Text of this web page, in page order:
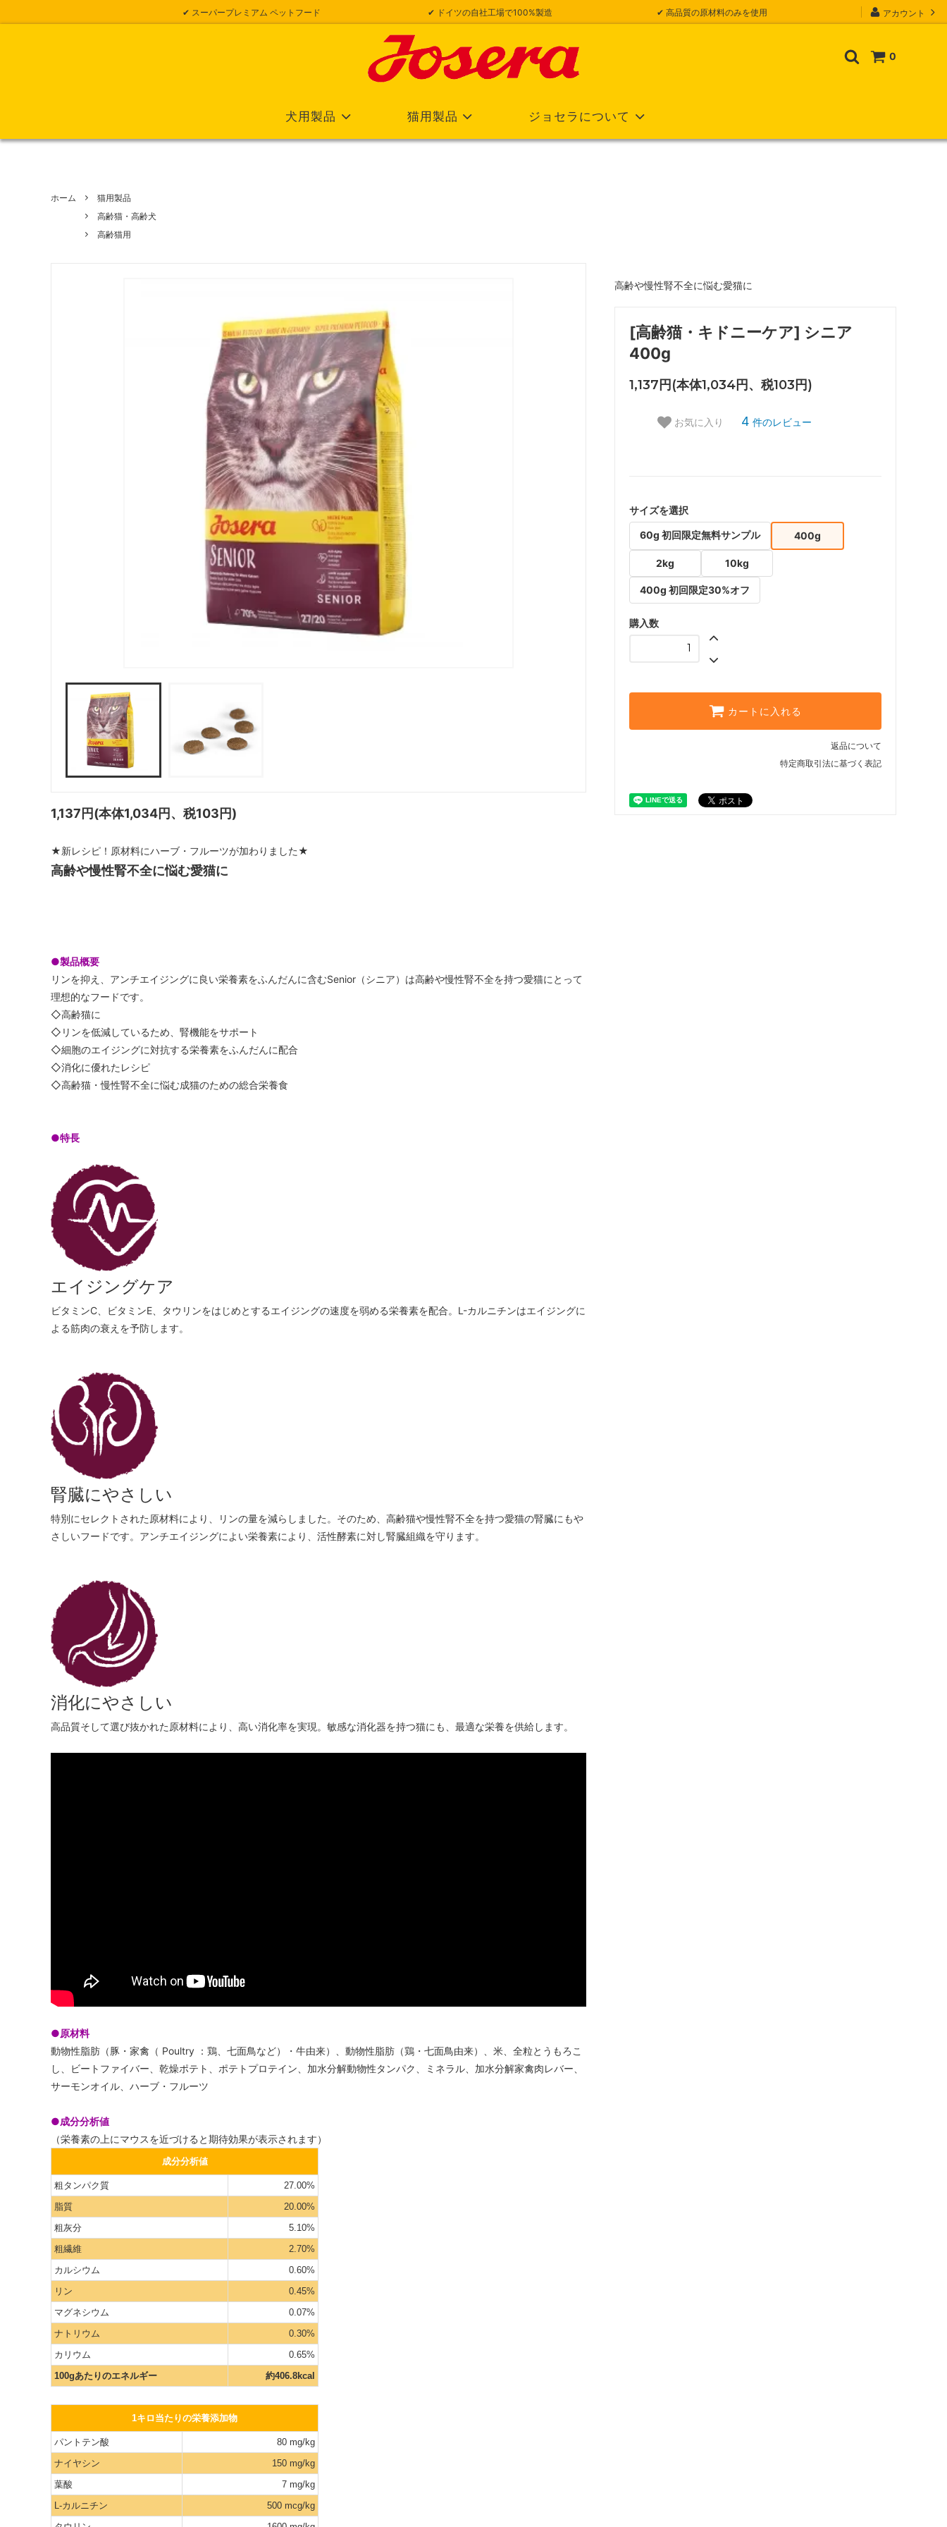
アカウント
✔ スーパープレミアム ペットフード ✔ ドイツの自社工場で100%製造 ✔ 高品質の原材料のみを使用
0
犬用製品 猫用製品 ジョセラについて
ホーム
猫用製品
高齢猫・高齢犬
高齢猫用
高齢や慢性腎不全に悩む愛猫に
[高齢猫・キドニーケア] シニア
400g
1,137円(本体1,034円、税103円)
お気に入り 4 件のレビュー
サイズを選択
60g 初回限定無料サンプル 400g
2kg 10kg
400g 初回限定30%オフ
購入数
カートに入れる
返品について
特定商取引法に基づく表記
1,137円(本体1,034円、税103円)
★新レシピ！原材料にハーブ・フルーツが加わりました★
高齢や慢性腎不全に悩む愛猫に
●製品概要
リンを抑え、アンチエイジングに良い栄養素をふんだんに含むSenior（シニア）は高齢や慢性腎不全を持つ愛猫にとって
理想的なフードです。
◇高齢猫に
◇リンを低減しているため、腎機能をサポート
◇細胞のエイジングに対抗する栄養素をふんだんに配合
◇消化に優れたレシピ
◇高齢猫・慢性腎不全に悩む成猫のための総合栄養食
●特長
エイジングケア
ビタミンC、ビタミンE、タウリンをはじめとするエイジングの速度を弱める栄養素を配合。L-カルニチンはエイジングに
よる筋肉の衰えを予防します。
腎臓にやさしい
特別にセレクトされた原材料により、リンの量を減らしました。そのため、高齢猫や慢性腎不全を持つ愛猫の腎臓にもや
さしいフードです。アンチエイジングによい栄養素により、活性酵素に対し腎臓組織を守ります。
消化にやさしい
高品質そして選び抜かれた原材料により、高い消化率を実現。敏感な消化器を持つ猫にも、最適な栄養を供給します。
●原材料
動物性脂肪（豚・家禽（ Poultry ：鶏、七面鳥など）・牛由来）、動物性脂肪（鶏・七面鳥由来）、米、全粒とうもろこ
し、ビートファイバー、乾燥ポテト、ポテトプロテイン、加水分解動物性タンパク、ミネラル、加水分解家禽肉レバー、
サーモンオイル、ハーブ・フルーツ
●成分分析値
（栄養素の上にマウスを近づけると期待効果が表示されます）
成分分析値
粗タンパク質
27.00%
脂質
20.00%
粗灰分
5.10%
粗繊維
2.70%
カルシウム
0.60%
リン
0.45%
マグネシウム
0.07%
ナトリウム
0.30%
カリウム
0.65%
100gあたりのエネルギー
約406.8kcal
1キロ当たりの栄養添加物
パントテン酸
80 mg/kg
ナイヤシン
150 mg/kg
葉酸
7 mg/kg
L-カルニチン
500 mcg/kg